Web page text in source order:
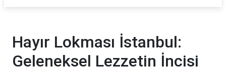
Hayır Lokması İstanbul:
Geleneksel Lezzetin İncisi